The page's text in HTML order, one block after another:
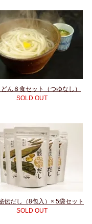
ん８食セット（つゆなし）
SOLD OUT
伝だし（8包入）× 5袋セット
SOLD OUT